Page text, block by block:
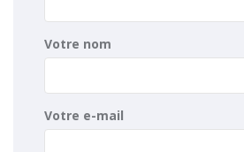
Votre nom
Votre e-mail